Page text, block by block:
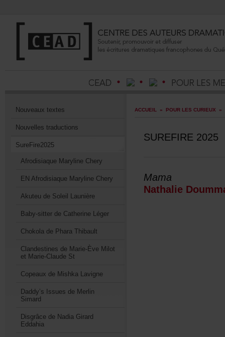
Nouveauxtextes
Nouvellestraductions
SureFire2025
AfrodisiaqueMarylineChery
ENAfrodisiaqueMarylineChery
AkuteudeSoleilLaunière
Baby-sitterdeCatherineLéger
ChokoladePharaThibault
ClandestinesdeMarie-ÈveMilot
etMarie-ClaudeSt
CopeauxdeMishkaLavigne
Daddy’sIssuesdeMerlin
Simard
DisgrâcedeNadiaGirard
Eddahia
ACCUEIL » POURLESCURIEUX »
SUREFIRE2025
Mama